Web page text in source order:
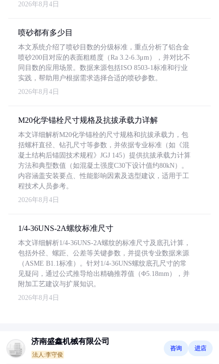
2026年8月4日
喷砂都有多少目
本文系统介绍了喷砂目数的分级标准，重点分析了铝合金
喷砂200目对应的表面粗糙度（Ra 3.2-6.3μm），并对比不
同目数的应用场景。数据来源包括ISO 8503-1标准和行业
实践，帮助用户根据需求选择合适的喷砂参数。
2026年8月4日
M20化学锚栓尺寸规格及抗拔承载力详解
本文详细解析M20化学锚栓的尺寸规格和抗拔承载力，包
括螺杆直径、钻孔尺寸等参数，并依据专业标准（如《混
凝土结构后锚固技术规程》JGJ 145）提供抗拔承载力计算
方法和典型数值（如混凝土强度C30下设计值约80kN）。
内容涵盖安装要点、性能影响因素及选型建议，适用于工
程技术人员参考。
2026年8月4日
1/4-36UNS-2A螺纹标准尺寸
本文详细解析1/4-36UNS-2A螺纹的标准尺寸及底孔计算，
包括外径、螺距、公差等关键参数，并提供专业数据来源
（ASME B1.1标准）。针对1/4-36UNS螺纹底孔尺寸的常
见疑问，通过公式推导给出精确推荐值（Φ5.18mm），并
附加工艺建议与扩展知识。
2026年8月4日
济南盛鑫机械有限公司
法人:李守俊
咨询 进店